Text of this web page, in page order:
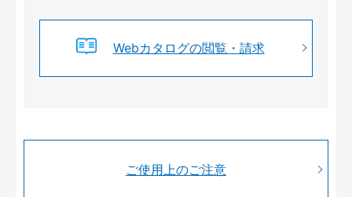
Webカタログの閲覧・請求
ご使用上のご注意